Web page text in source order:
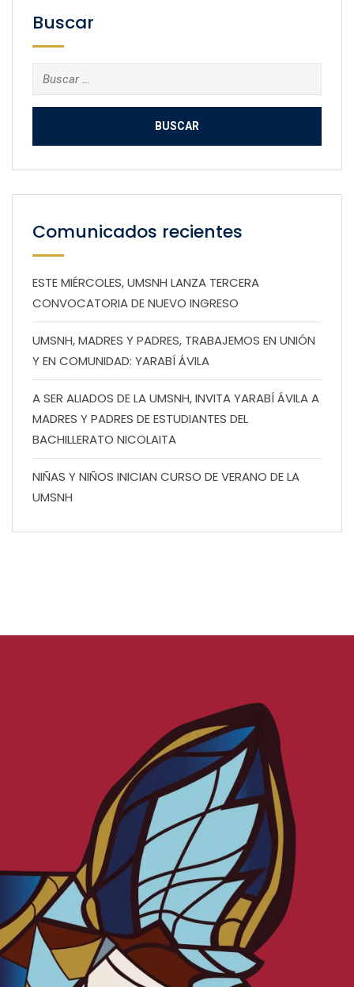
Buscar
Buscar:
Comunicados recientes
ESTE MIÉRCOLES, UMSNH LANZA TERCERA
CONVOCATORIA DE NUEVO INGRESO
UMSNH, MADRES Y PADRES, TRABAJEMOS EN UNIÓN
Y EN COMUNIDAD: YARABÍ ÁVILA
A SER ALIADOS DE LA UMSNH, INVITA YARABÍ ÁVILA A
MADRES Y PADRES DE ESTUDIANTES DEL
BACHILLERATO NICOLAITA
NIÑAS Y NIÑOS INICIAN CURSO DE VERANO DE LA
UMSNH